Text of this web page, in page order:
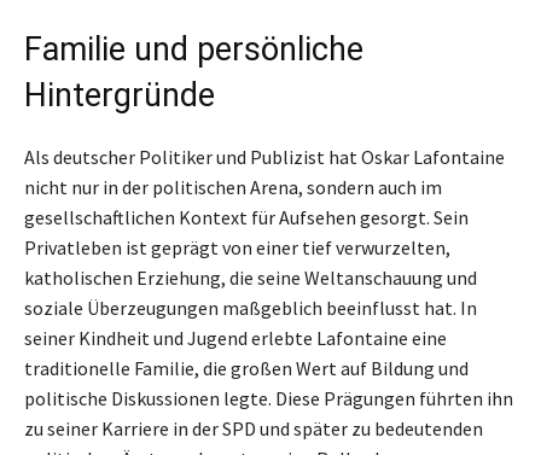
Familie und persönliche
Hintergründe
Als deutscher Politiker und Publizist hat Oskar Lafontaine
nicht nur in der politischen Arena, sondern auch im
gesellschaftlichen Kontext für Aufsehen gesorgt. Sein
Privatleben ist geprägt von einer tief verwurzelten,
katholischen Erziehung, die seine Weltanschauung und
soziale Überzeugungen maßgeblich beeinflusst hat. In
seiner Kindheit und Jugend erlebte Lafontaine eine
traditionelle Familie, die großen Wert auf Bildung und
politische Diskussionen legte. Diese Prägungen führten ihn
zu seiner Karriere in der SPD und später zu bedeutenden